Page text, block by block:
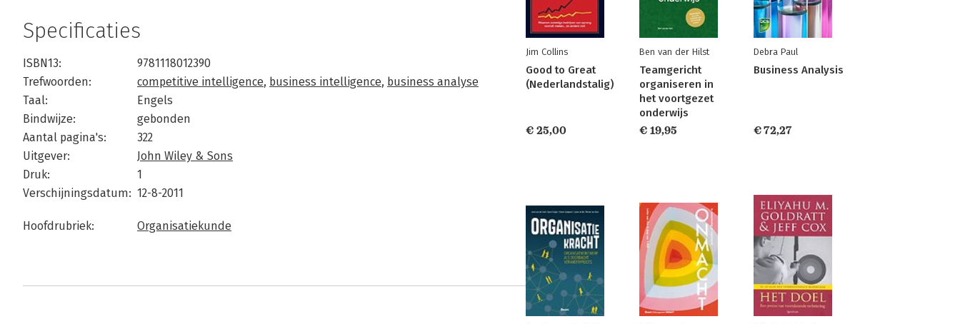
Specificaties
ISBN13:
9781118012390
Trefwoorden:
competitive intelligence, business intelligence, business analyse
Taal:
Engels
Bindwijze:
gebonden
Aantal pagina's:
322
Uitgever:
John Wiley & Sons
Druk:
1
Verschijningsdatum: 12-8-2011
Hoofdrubriek: Organisatiekunde
Jim Collins
Good to Great
(Nederlandstalig)
€ 25,00
Ben van der Hilst
Teamgericht
organiseren in
het voortgezet
onderwijs
€ 19,95
Debra Paul
Business Analysis
€ 72,27